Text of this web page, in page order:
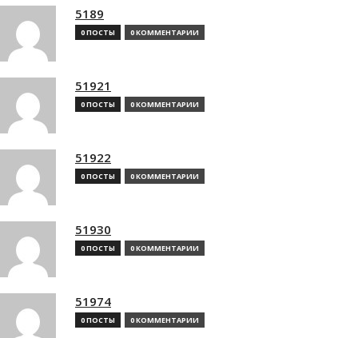
5189
0 ПОСТЫ 0 КОММЕНТАРИИ
51921
0 ПОСТЫ 0 КОММЕНТАРИИ
51922
0 ПОСТЫ 0 КОММЕНТАРИИ
51930
0 ПОСТЫ 0 КОММЕНТАРИИ
51974
0 ПОСТЫ 0 КОММЕНТАРИИ